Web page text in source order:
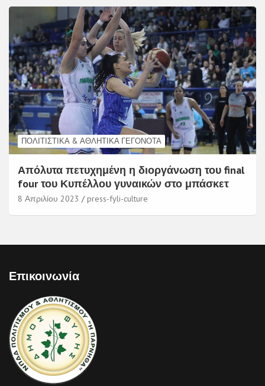
ΠΟΛΙΤΙΣΤΙΚΆ & ΑΘΛΗΤΙΚΆ ΓΕΓΟΝΌΤΑ
Απόλυτα πετυχημένη η διοργάνωση του final
four του Κυπέλλου γυναικών στο μπάσκετ
8 Απριλίου 2023 press-fyli-culture
Επικοινωνία